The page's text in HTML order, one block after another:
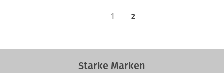
1 2
Starke Marken